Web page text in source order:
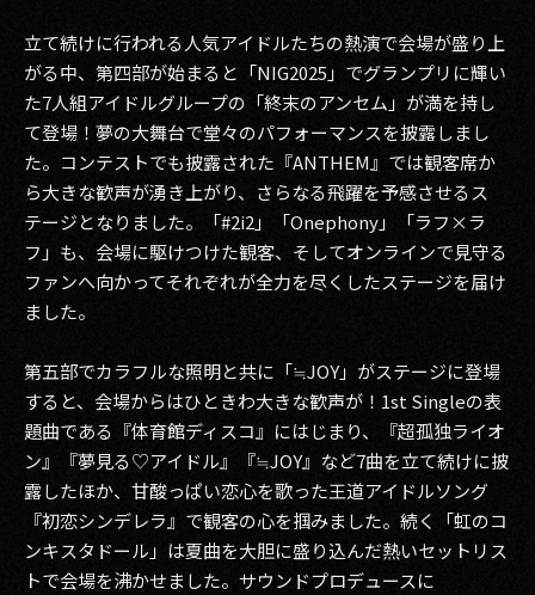
立て続けに行われる人気アイドルたちの熱演で会場が盛り上
がる中、第四部が始まると「NIG2025」でグランプリに輝い
た7⼈組アイドルグループの「終末のアンセム」が満を持し
て登場！夢の大舞台で堂々のパフォーマンスを披露しまし
た。コンテストでも披露された『ANTHEM』では観客席か
ら大きな歓声が湧き上がり、さらなる飛躍を予感させるス
テージとなりました。「#2i2」「Onephony」「ラフ×ラ
フ」も、会場に駆けつけた観客、そしてオンラインで見守る
ファンへ向かってそれぞれが全力を尽くしたステージを届け
ました。
第五部でカラフルな照明と共に「≒JOY」がステージに登場
すると、会場からはひときわ大きな歓声が！1st Singleの表
題曲である『体育館ディスコ』にはじまり、『超孤独ライオ
ン』『夢見る♡アイドル』『≒JOY』など7曲を立て続けに披
露したほか、甘酸っぱい恋心を歌った王道アイドルソング
『初恋シンデレラ』で観客の心を掴みました。続く「虹のコ
ンキスタドール」は夏曲を大胆に盛り込んだ熱いセットリス
トで会場を沸かせました。サウンドプロデュースに